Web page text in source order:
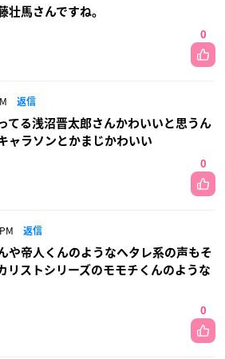
壮馬さんですね。
0
返信
てる浅沼晋太郎さんかわいいと思うん
ャラソンとかまじかわいい
0
返信
や帝人くんのようなヘタレ系の声もそ
リストシリーズのモモチくんのような
0